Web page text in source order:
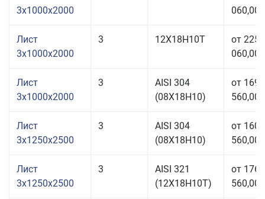
3x1000x2000
060,00
Лист
3x1000x2000
3 12Х18Н10Т
от 225
060,00
Лист
3x1000x2000
3
AISI 304
(08Х18Н10)
от 169
560,00
Лист
3x1250x2500
3
AISI 304
(08Х18Н10)
от 160
560,00
Лист
3x1250x2500
3
AISI 321
(12Х18Н10Т)
от 176
560,00